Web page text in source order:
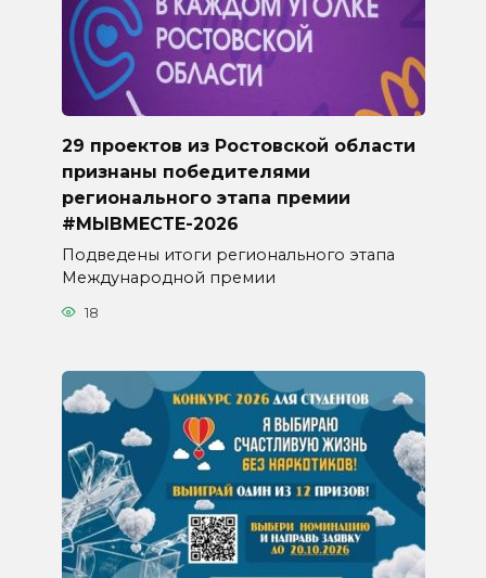
29 проектов из Ростовской области
признаны победителями
регионального этапа премии
#МЫВМЕСТЕ-2026
Подведены итоги регионального этапа
Международной премии
18